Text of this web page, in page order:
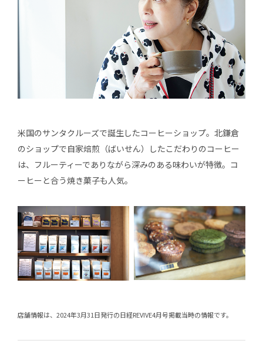
米国のサンタクルーズで誕生したコーヒーショップ。北鎌倉
のショップで自家焙煎（ばいせん）したこだわりのコーヒー
は、フルーティーでありながら深みのある味わいが特徴。コ
ーヒーと合う焼き菓子も人気。
店舗情報は、2024年3月31日発行の日経REVIVE4月号掲載当時の情報です。